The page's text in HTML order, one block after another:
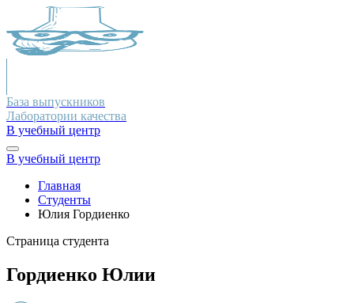
База выпускников
Лаборатории качества
В учебный центр
В учебный центр
Главная
Студенты
Юлия Гордиенко
Страница студента
Гордиенко Юлии